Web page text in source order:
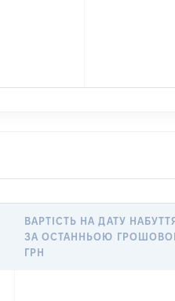
ВАРТІСТЬ НА ДАТУ
ЗА ОСТАННЬОЮ
ГРН